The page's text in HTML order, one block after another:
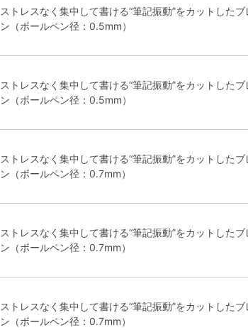
ストレスなく集中して書ける“筆記振動”をカットした
ン（ボールペン径：0.5mm）
ストレスなく集中して書ける“筆記振動”をカットした
ン（ボールペン径：0.5mm）
ストレスなく集中して書ける“筆記振動”をカットした
ン（ボールペン径：0.7mm）
ストレスなく集中して書ける“筆記振動”をカットした
ン（ボールペン径：0.7mm）
ストレスなく集中して書ける“筆記振動”をカットした
ン（ボールペン径：0.7mm）